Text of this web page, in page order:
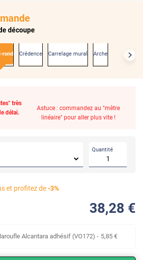
découpe
rond Crédence Carrelage mural Arche
très
délai.
Astuce : commandez au "mètre
linéaire" pour aller plus vite !
Quantité
et profitez de-3%
38,28 €
Alcantara adhésif (VO172) - 5,85 €